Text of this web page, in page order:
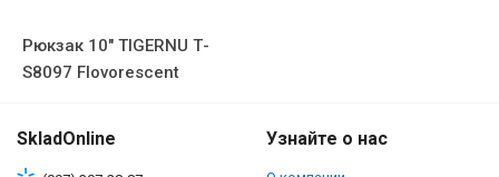
Рюкзак 10" TIGERNU Т-
S8097 Flovorescent
SkladOnline Узнайте о нас